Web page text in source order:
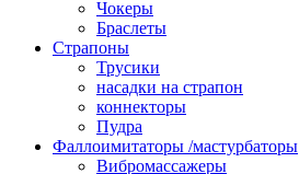
Чокеры
Браслеты
Страпоны
Трусики
насадки на страпон
коннекторы
Пудра
Фаллоимитаторы /мастурбаторы
Вибромассажеры